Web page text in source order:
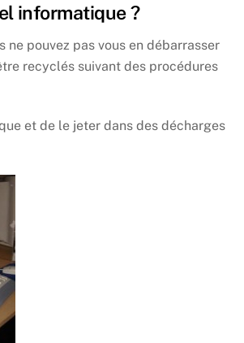
informatique ?
pouvez pas vous en débarrasser
recyclés suivant des procédures
et de le jeter dans des décharges